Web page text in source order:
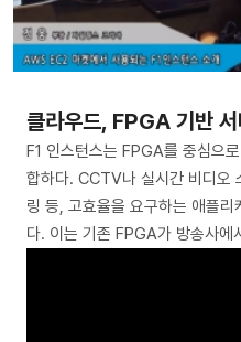
클라우드, FPGA 기반
F1 인스턴스는 FPGA를 중심으
합하다. CCTV나 실시간 비디오
링 등, 고효율을 요구하는 애플
다. 이는 기존 FPGA가 방송사